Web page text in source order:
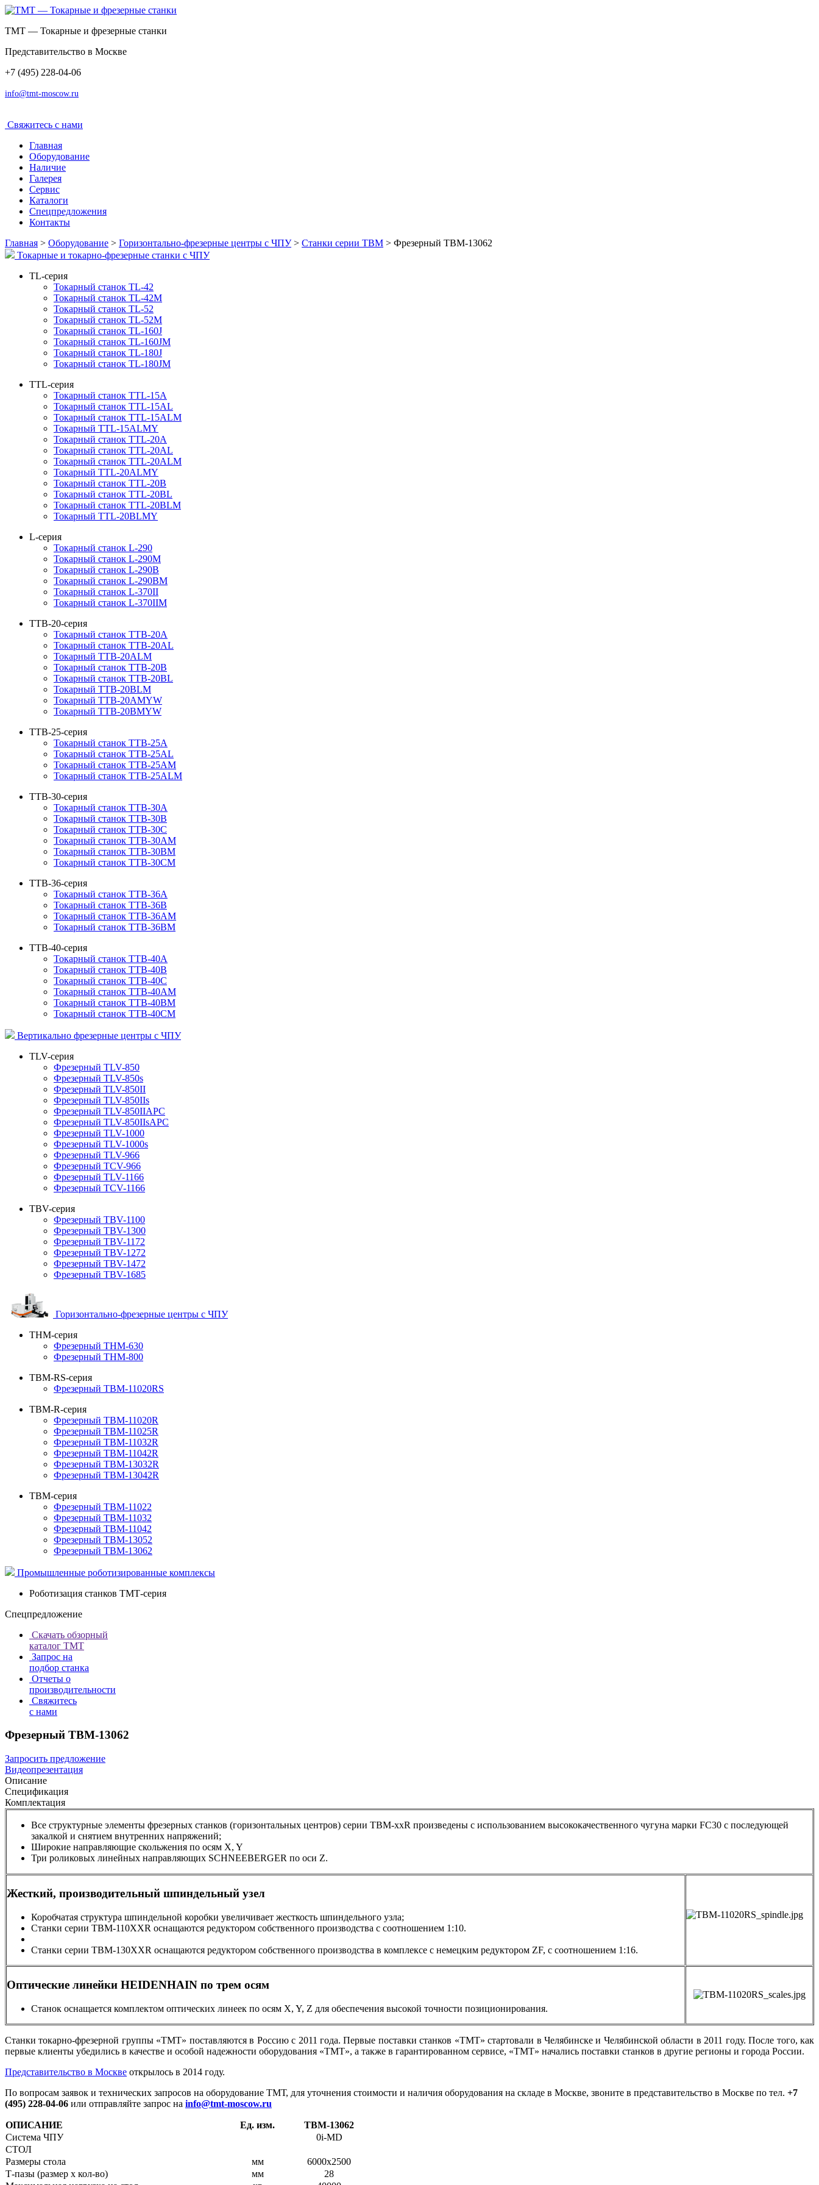
ТМТ — Токарные и фрезерные станки
Представительство в Москве
+7 (495) 228-04-06
info@tmt-moscow.ru
Свяжитесь c нами
Главная
Оборудование
Наличие
Галерея
Сервис
Каталоги
Спецпредложения
Контакты
Главная > Оборудование > Горизонтально-фрезерные центры с ЧПУ> Станки серии TBM > Фрезерный TBM-13062
Токарные и токарно-фрезерные станки с ЧПУ
TL-серия
Токарный станок TL-42
Токарный станок TL-42M
Токарный станок TL-52
Токарный станок TL-52M
Токарный станок TL-160J
Токарный станок TL-160JM
Токарный станок TL-180J
Токарный станок TL-180JM
TTL-серия
Токарный станок TTL-15A
Токарный станок TTL-15AL
Токарный станок TTL-15ALM
Токарный TTL-15ALMY
Токарный станок TTL-20A
Токарный станок TTL-20AL
Токарный станок TTL-20ALM
Токарный TTL-20ALMY
Токарный станок TTL-20B
Токарный станок TTL-20BL
Токарный станок TTL-20BLM
Токарный TTL-20BLMY
L-серия
Токарный станок L-290
Токарный станок L-290M
Токарный станок L-290B
Токарный станок L-290BM
Токарный станок L-370II
Токарный станок L-370IIM
TTB-20-серия
Токарный станок TTB-20A
Токарный станок TTB-20AL
Токарный TTB-20ALM
Токарный станок TTB-20B
Токарный станок TTB-20BL
Токарный TTB-20BLM
Токарный TTB-20AMYW
Токарный TTB-20BMYW
TTB-25-серия
Токарный станок TTB-25A
Токарный станок TTB-25AL
Токарный станок TTB-25AM
Токарный станок TTB-25ALM
TTB-30-серия
Токарный станок TTB-30A
Токарный станок TTB-30B
Токарный станок TTB-30C
Токарный станок TTB-30AM
Токарный станок TTB-30BM
Токарный станок TTB-30CM
TTB-36-серия
Токарный станок TTB-36A
Токарный станок TTB-36B
Токарный станок TTB-36AM
Токарный станок TTB-36BM
TTB-40-серия
Токарный станок TTB-40A
Токарный станок TTB-40B
Токарный станок TTB-40C
Токарный станок TTB-40AM
Токарный станок TTB-40BM
Токарный станок TTB-40CM
Вертикально фрезерные центры с ЧПУ
TLV-серия
Фрезерный TLV-850
Фрезерный TLV-850s
Фрезерный TLV-850II
Фрезерный TLV-850IIs
Фрезерный TLV-850IIAPC
Фрезерный TLV-850IIsAPC
Фрезерный TLV-1000
Фрезерный TLV-1000s
Фрезерный TLV-966
Фрезерный TCV-966
Фрезерный TLV-1166
Фрезерный TCV-1166
TBV-серия
Фрезерный TBV-1100
Фрезерный TBV-1300
Фрезерный TBV-1172
Фрезерный TBV-1272
Фрезерный TBV-1472
Фрезерный TBV-1685
Горизонтально-фрезерные центры с ЧПУ
THM-серия
Фрезерный THM-630
Фрезерный THM-800
TBM-RS-серия
Фрезерный TBM-11020RS
TBM-R-серия
Фрезерный TBM-11020R
Фрезерный TBM-11025R
Фрезерный TBM-11032R
Фрезерный TBM-11042R
Фрезерный TBM-13032R
Фрезерный TBM-13042R
TBM-серия
Фрезерный TBM-11022
Фрезерный TBM-11032
Фрезерный TBM-11042
Фрезерный TBM-13052
Фрезерный TBM-13062
Промышленные роботизированные комплексы
Роботизация станков ТМТ-серия
Спецпредложение
Скачать обзорный
каталог TMT
Запрос на
подбор станка
Отчеты о
производительности
Свяжитесь
с нами
Фрезерный TBM-13062
Запросить предложение
Видеопрезентация
Описание
Спецификация
Комплектация
Все структурные элементы фрезерных станков (горизонтальных центров) серии TBM-ххR произведены с использованием высококачественного чугуна марки FC30 с последующей
закалкой и снятием внутренних напряжений;
Широкие направляющие скольжения по осям X, Y
Три роликовых линейных направляющих SCHNEEBERGER по оси Z.
Жесткий, производительный шпиндельный узел
Коробчатая структура шпиндельной коробки увеличивает жесткость шпиндельного узла;
Станки серии TBM-110XXR оснащаются редуктором собственного производства с соотношением 1:10.
Станки серии TBM-130XXR оснащаются редуктором собственного производства в комплексе с немецким редуктором ZF, с соотношением 1:16.
Оптические линейки HEIDENHAIN по трем осям
Станок оснащается комплектом оптических линеек по осям X, Y, Z для обеспечения высокой точности позиционирования.
Станки токарно-фрезерной группы «ТМТ» поставляются в Россию с 2011 года. Первые поставки станков «ТМТ» стартовали в Челябинске и Челябинской области в 2011 году. После того, как
первые клиенты убедились в качестве и особой надежности оборудования «ТМТ», а также в гарантированном сервисе, «ТМТ» начались поставки станков в другие регионы и города России.
Представительство в Москве открылось в 2014 году.
По вопросам заявок и технических запросов на оборудование ТМТ, для уточнения стоимости и наличия оборудования на складе в Москве, звоните в представительство в Москве по тел. +7
(495) 228-04-06 или отправляйте запрос на info@tmt-moscow.ru
ОПИСАНИЕ Ед. изм.
TBM-13062
Система ЧПУ
0i-MD
СТОЛ
Размеры стола
мм
6000х2500
Т-пазы (размер х кол-во)
мм
28